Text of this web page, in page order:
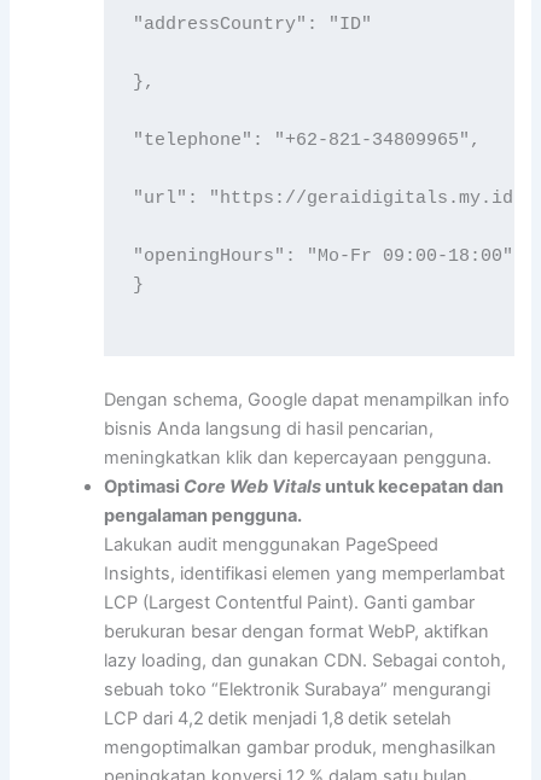
"addressCountry": "ID"
},
"telephone": "+62‑821‑34809965",
"url": "https://geraidigitals.my.id",
"openingHours": "Mo-Fr 09:00-18:00"
}
Dengan schema, Google dapat menampilkan info
bisnis Anda langsung di hasil pencarian,
meningkatkan klik dan kepercayaan pengguna.
Optimasi Core Web Vitals untuk kecepatan dan
pengalaman pengguna.
Lakukan audit menggunakan PageSpeed
Insights, identifikasi elemen yang memperlambat
LCP (Largest Contentful Paint). Ganti gambar
berukuran besar dengan format WebP, aktifkan
lazy loading, dan gunakan CDN. Sebagai contoh,
sebuah toko “Elektronik Surabaya” mengurangi
LCP dari 4,2 detik menjadi 1,8 detik setelah
mengoptimalkan gambar produk, menghasilkan